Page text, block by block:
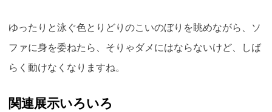
ゆったりと泳ぐ色とりどりのこいのぼりを眺めながら、ソ
ファに身を委ねたら、そりゃダメにはならないけど、しば
らく動けなくなりますね。
関連展示いろいろ